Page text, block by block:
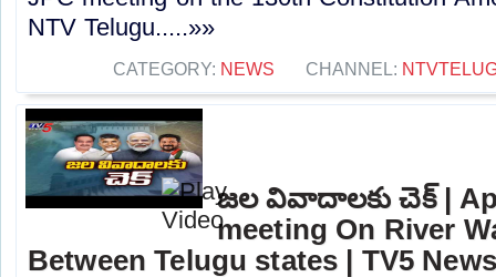
NTV Telugu.....»»
CATEGORY: NEWS CHANNEL:
జల వివాదాలకు చెక్ |
meeting On River
Between Telugu states | TV5 News